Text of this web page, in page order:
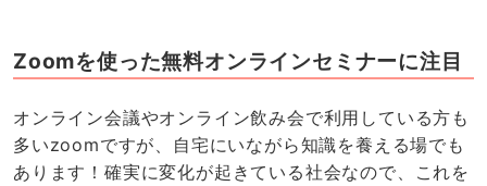
Zoomを使った無料オンラインセミナーに注目
オンライン会議やオンライン飲み会で利用している方も
多いzoomですが、自宅にいながら知識を養える場でも
あります！確実に変化が起きている社会なので、これを